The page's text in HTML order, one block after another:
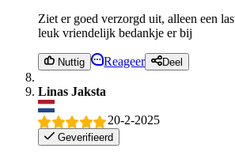
Ziet er goed verzorgd uit, alleen een
leuk vriendelijk bedankje er bij
Nuttig Reageer Deel
Linas Jaksta
20-2-2025
Geverifieerd